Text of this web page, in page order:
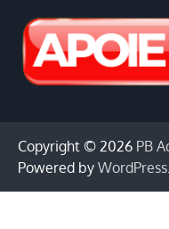
Copyright © 2026 PB
Powered by WordPress.